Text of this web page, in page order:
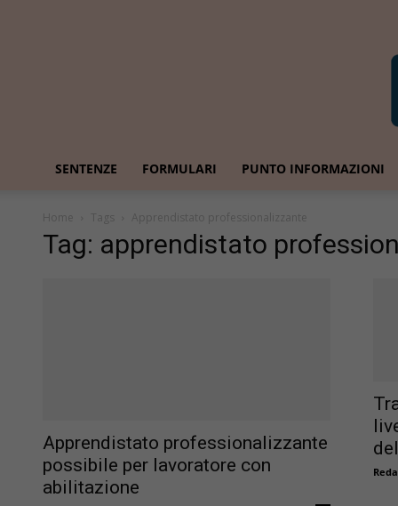
SENTENZE FORMULARI PUNTO INFORMAZIONI
Home Tags Apprendistato professionalizzante
Tag: apprendistato
Apprendistato professionalizzante
possibile per lavoratore con
abilitazione